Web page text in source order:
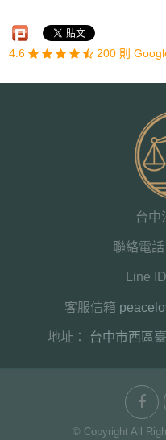
4.6 200 則
台中
聯絡電話
Line ID
客服信箱
地址： 台中市西區
© Copyright All